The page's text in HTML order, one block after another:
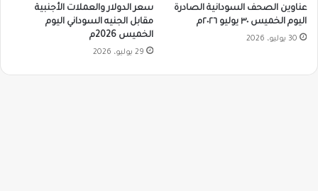
عناوين الصحف السودانية الصادرة
اليوم الخميس ٣٠ يوليو ٢٠٢٦م
30 يوليو، 2026
سعر الدولار والعملات الأجنبية
مقابل الجنيه السوداني اليوم
الخميس 2026م
29 يوليو، 2026